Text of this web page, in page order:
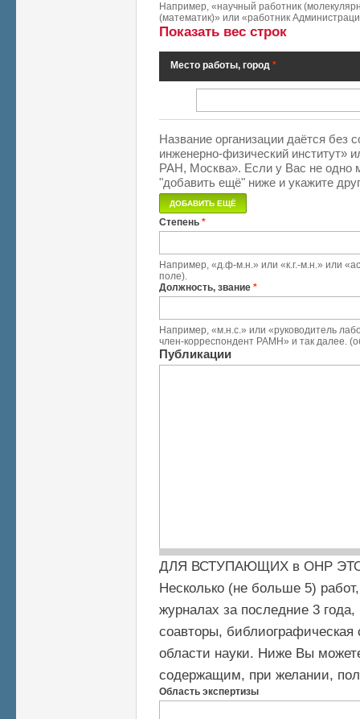
Например, «научный работник
(математик)» или «работник
Показать вес строк
Место работы, город *
Название организации даётся без
инженерно-физический институт»
РАН, Москва». Если у Вас не одно
"добавить ещё" ниже и укажите
Степень *
Например, «д.ф-м.н.» или «к.г.-м.н.» или
поле).
Должность, звание *
Например, «м.н.с.» или «руководитель
член-корреспондент РАМН» и так далее.
Публикации
ДЛЯ ВСТУПАЮЩИХ в ОНР
Несколько (не больше 5)
журналах за последние 3
соавторы,
области науки. Ниже Вы
содержащим, при желании,
Область экспертизы